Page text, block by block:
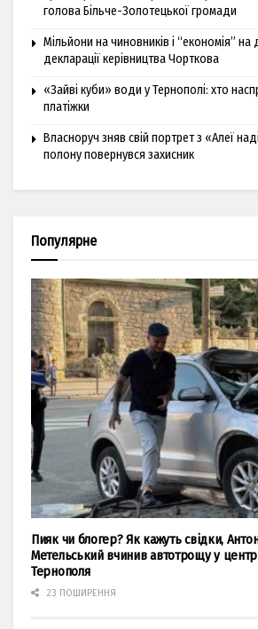
голова Більче-Золотецької громади
Мільйони на чиновників і “економія” на
декларації керівництва Чорткова
«Зайві куби» води у Тернополі: хто
платіжки
Власноруч зняв свій портрет з «Алеї
полону повернувся захисник
Популярне
Пияк чи блогер? Як кажуть свідки,
Метельський вчинив автотрощу у
Тернополя
23 ПОШИРЕННЯ